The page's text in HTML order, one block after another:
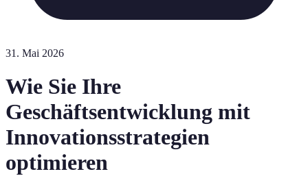
31. Mai 2026
Wie Sie Ihre
Geschäftsentwicklung mit
Innovationsstrategien
optimieren